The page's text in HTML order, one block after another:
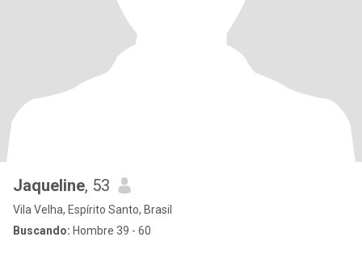
Jaqueline, 53
Vila Velha, Espírito Santo, Brasil
Buscando: Hombre 39 - 60